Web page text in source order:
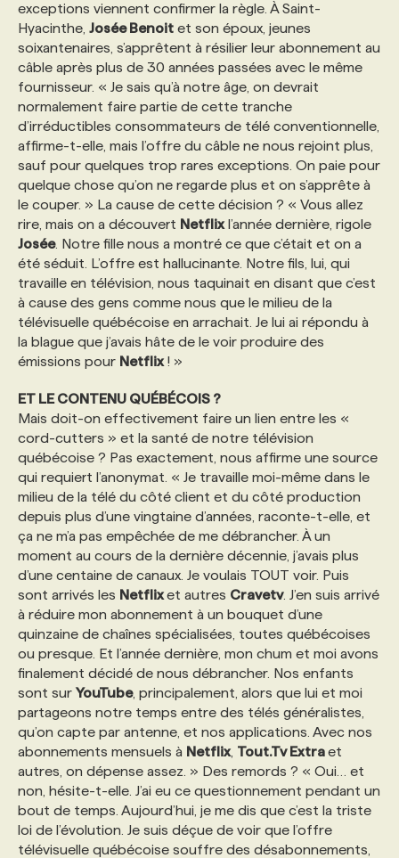
exceptions viennent confirmer la règle. À Saint-
Hyacinthe, Josée Benoit et son époux, jeunes
soixantenaires, s’apprêtent à résilier leur abonnement au
câble après plus de 30 années passées avec le même
fournisseur. « Je sais qu’à notre âge, on devrait
normalement faire partie de cette tranche
d’irréductibles consommateurs de télé conventionnelle,
affirme-t-elle, mais l’offre du câble ne nous rejoint plus,
sauf pour quelques trop rares exceptions. On paie pour
quelque chose qu’on ne regarde plus et on s’apprête à
le couper. » La cause de cette décision ? « Vous allez
rire, mais on a découvert Netflix l’année dernière, rigole
Josée. Notre fille nous a montré ce que c’était et on a
été séduit. L’offre est hallucinante. Notre fils, lui, qui
travaille en télévision, nous taquinait en disant que c’est
à cause des gens comme nous que le milieu de la
télévisuelle québécoise en arrachait. Je lui ai répondu à
la blague que j’avais hâte de le voir produire des
émissions pour Netflix ! »
ET LE CONTENU QUÉBÉCOIS ?
Mais doit-on effectivement faire un lien entre les «
cord-cutters » et la santé de notre télévision
québécoise ? Pas exactement, nous affirme une source
qui requiert l’anonymat. « Je travaille moi-même dans le
milieu de la télé du côté client et du côté production
depuis plus d’une vingtaine d’années, raconte-t-elle, et
ça ne m’a pas empêchée de me débrancher. À un
moment au cours de la dernière décennie, j’avais plus
d’une centaine de canaux. Je voulais TOUT voir. Puis
sont arrivés les Netflixet autres Cravetv. J’en suis arrivé
à réduire mon abonnement à un bouquet d’une
quinzaine de chaînes spécialisées, toutes québécoises
ou presque. Et l’année dernière, mon chum et moi avons
finalement décidé de nous débrancher. Nos enfants
sont sur YouTube, principalement, alors que lui et moi
partageons notre temps entre des télés généralistes,
qu’on capte par antenne, et nos applications. Avec nos
abonnements mensuels à Netflix Tout.Tv Extraet
autres, on dépense assez. » Des remords ? « Oui… et
non, hésite-t-elle. J’ai eu ce questionnement pendant un
bout de temps. Aujourd’hui, je me dis que c’est la triste
loi de l’évolution. Je suis déçue de voir que l’offre
télévisuelle québécoise souffre des désabonnements,